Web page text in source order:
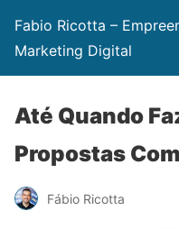
Fabio Ricotta –
Marketing Digital
Até Quando
Propostas
Fábio Ricotta